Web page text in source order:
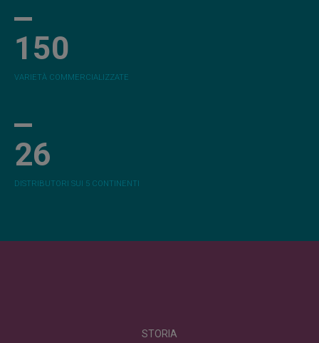
150
VARIETÀ COMMERCIALIZZATE
26
DISTRIBUTORI SUI 5 CONTINENTI
STORIA